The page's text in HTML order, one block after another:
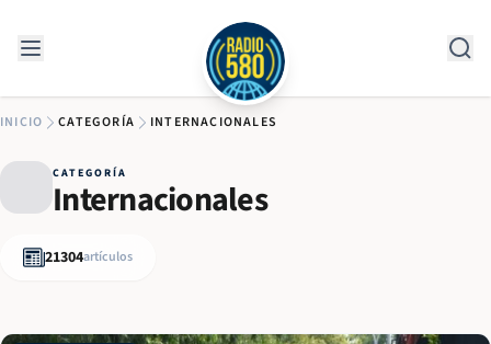
INICIO CATEGORÍA INTERNACIONALES
CATEGORÍA
Internacionales
21304artículos